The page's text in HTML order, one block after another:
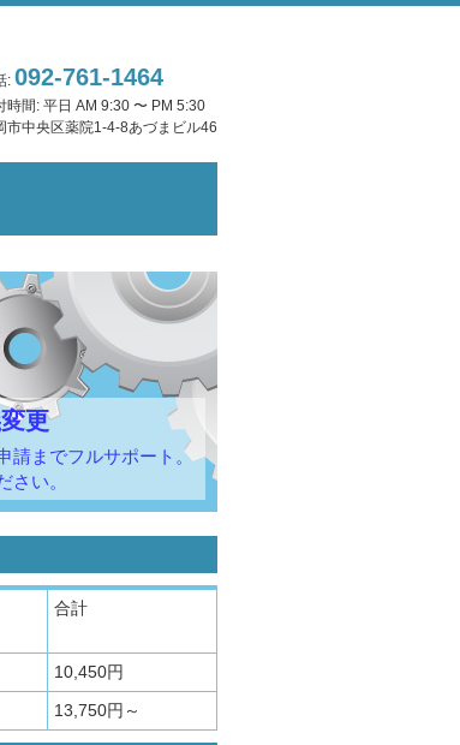
: 092-761-1464
時間: 平日 AM 9:30 〜 PM 5:30
市中央区薬院1-4-8あづまビル46
更
請までフルサポート。
さい。
合計
10,450円
13,750円～